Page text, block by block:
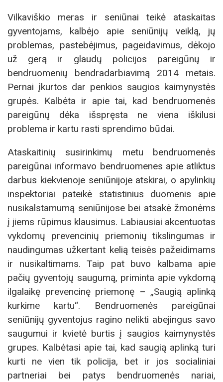
Vilkaviškio meras ir seniūnai teikė ataskaitas
gyventojams, kalbėjo apie seniūnijų veiklą, jų
problemas, pastebėjimus, pageidavimus, dėkojo
už gerą ir glaudų policijos pareigūnų ir
bendruomenių bendradarbiavimą 2014 metais.
Pernai įkurtos dar penkios saugios kaimynystės
grupės. Kalbėta ir apie tai, kad bendruomenės
pareigūnų dėka išspręsta ne viena iškilusi
problema ir kartu rasti sprendimo būdai.
Ataskaitinių susirinkimų metu bendruomenės
pareigūnai informavo bendruomenes apie atliktus
darbus kiekvienoje seniūnijoje atskirai, o apylinkių
inspektoriai pateikė statistinius duomenis apie
nusikalstamumą seniūnijose bei atsakė žmonėms
į jiems rūpimus klausimus. Labiausiai akcentuotas
vykdomų prevencinių priemonių tikslingumas ir
naudingumas užkertant kelią teisės pažeidimams
ir nusikaltimams. Taip pat buvo kalbama apie
pačių gyventojų saugumą, priminta apie vykdomą
ilgalaikę prevencinę priemonę – „Saugią aplinką
kurkime kartu“. Bendruomenės pareigūnai
seniūnijų gyventojus ragino nelikti abejingus savo
saugumui ir kvietė burtis į saugios kaimynystės
grupes. Kalbėtasi apie tai, kad saugią aplinką turi
kurti ne vien tik policija, bet ir jos socialiniai
partneriai bei patys bendruomenės nariai,